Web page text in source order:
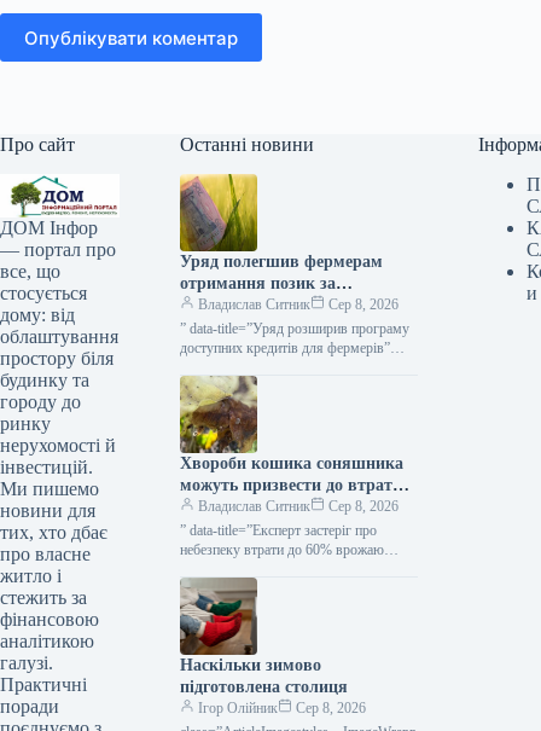
Опублікувати коментар
Про сайт
ДОМ Інфор
— портал про
все, що
стосується
дому: від
облаштування
простору біля
будинку та
городу до
ринку
нерухомості й
інвестицій.
Ми пишемо
новини для
тих, хто дбає
про власне
житло і
стежить за
фінансовою
аналітикою
галузі.
Практичні
поради
Останні новини
Уряд полегшив фермерам
отримання позик за
програмою «5-7-9%» для
посівної кампанії та
господарських потреб —
Владислав Ситник
Сер 8, 2026
” data-title=”Уряд розширив програму
доступних кредитів для фермерів”
url=”https://kurkul.com/news/41873-
uryad-rozshiriv-programu-dostupnih-
kreditiv-dlya-fermeriv”>
Хвороби кошика соняшника
можуть призвести до втрати
до 60% врожаю — зазначає
експерт — КУРКУЛЬ
Владислав Ситник
Сер 8, 2026
” data-title=”Експерт застеріг про
небезпеку втрати до 60% врожаю
Наскільки зимово
підготовлена столиця
Ігор Олійник
Сер 8, 2026
и